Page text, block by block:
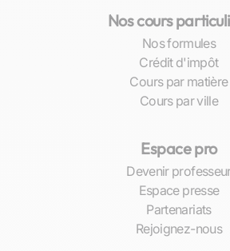
Nos cours
Nos formules
Crédit d'impôt
Cours par matière
Cours par ville
Espace pro
Devenir
Espace presse
Partenariats
Rejoignez-nous